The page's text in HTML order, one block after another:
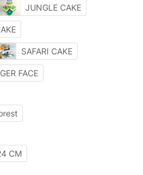
JUNGLE CAKE
SAFARI CAKE
FACE
CM